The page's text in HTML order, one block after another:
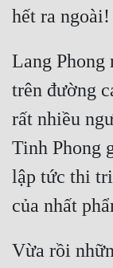
Lang Phong
trên đường
rất nhiều
Tinh Phong
lập tức thi
Vừa rồi